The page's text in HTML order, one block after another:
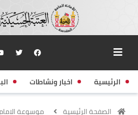
الرئيسية اخبار ونشاطات
الصفحة الرئيسية
موسوعة